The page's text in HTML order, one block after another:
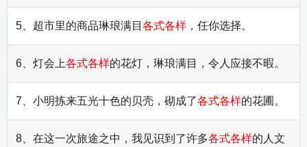
5、超市里的商品琳琅满目 各式各样 ，任你选择。
6、灯会上各式各样的花灯，琳琅满目，令人应接不暇。
7、小明拣来五光十色的贝壳，砌成了各式各样的花圃。
8、在这一次旅途之中，我见识到了许多各式各样的人文